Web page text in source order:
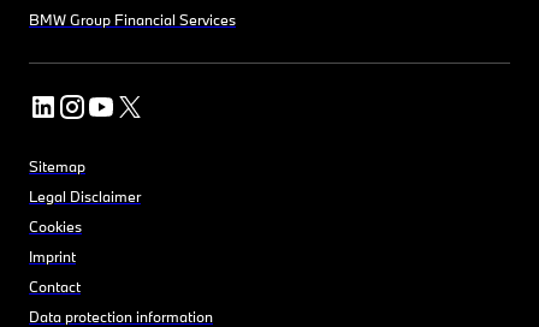
BMW Group Financial Services
Sitemap
Legal Disclaimer
Cookies
Imprint
Contact
Data protection information